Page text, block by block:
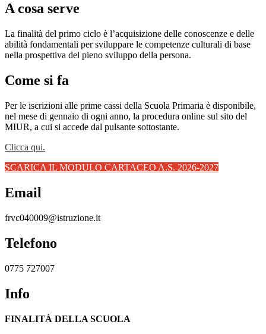
A cosa serve
La finalità del primo ciclo è l’acquisizione delle conoscenze e delle
abilità fondamentali per sviluppare le competenze culturali di base
nella prospettiva del pieno sviluppo della persona.
Come si fa
Per le iscrizioni alle prime cassi della Scuola Primaria è disponibile,
nel mese di gennaio di ogni anno, la procedura online sul sito del
MIUR, a cui si accede dal pulsante sottostante.
Clicca qui.
SCARICA IL MODULO CARTACEO A.S. 2026-2027
Email
frvc040009@istruzione.it
Telefono
0775 727007
Info
FINALITÀ DELLA SCUOLA